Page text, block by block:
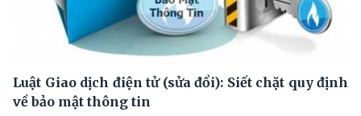
Luật Giao dịch điện tử (sửa đổi): Siết chặt quy định
về bảo mật thông tin